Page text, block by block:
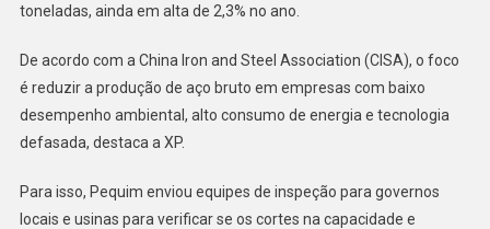
toneladas, ainda em alta de 2,3% no ano.
De acordo com a China Iron and Steel Association (CISA), o foco
é reduzir a produção de aço bruto em empresas com baixo
desempenho ambiental, alto consumo de energia e tecnologia
defasada, destaca a XP.
Para isso, Pequim enviou equipes de inspeção para governos
locais e usinas para verificar se os cortes na capacidade e